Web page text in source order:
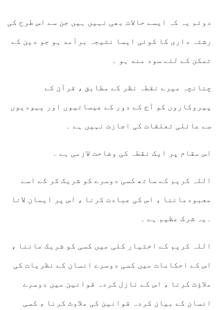
دوئم یہ کہ ایسے حالات بھی نہیں ہیں جن سے اس طرح کی
رشتہ داری کا کوئی ایسا نتیجہ برآمد ہو جو دین کے
تمکن کے لئے سود مند ہو ۔
چنانچہ میرے نقطہ نظر کے مطابق ، قرآن کے
پیروکاروں کو آج کے دور کے عیسائیوں اور یہودیوں
سے عائلی تعلقات کی اجازت نہیں ہے ۔
اس مقام پر ایک نقطہ کی وضاحت لازمی ہے ۔
اللہ کریم کے ساتھ کسی دوسرے کو شریک کر کے اسے
معبودماننا ، اس کی عبادت کرنا ، اس پر ایمان لانا
۔یہ شرک عظیم ہے ۔
اللہ کریم کے اختیار کلی میں کسی کو شریک ماننا ،
اس کے احکامات میں کسی دوسرے انسان کے نظریات کی
ملاؤٹ کرنا ، اس کے نازل کردہ قوانین میں دوسرے
انسان کے بیان کردہ قوانین کی ملاوٹ کرنا ، کسی